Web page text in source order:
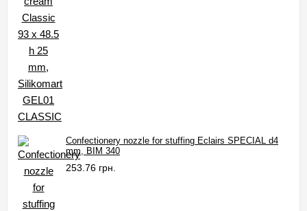
Confectionery nozzle for stuffing Eclairs SPECIAL d4
mm, BIM 340
253.76 грн.